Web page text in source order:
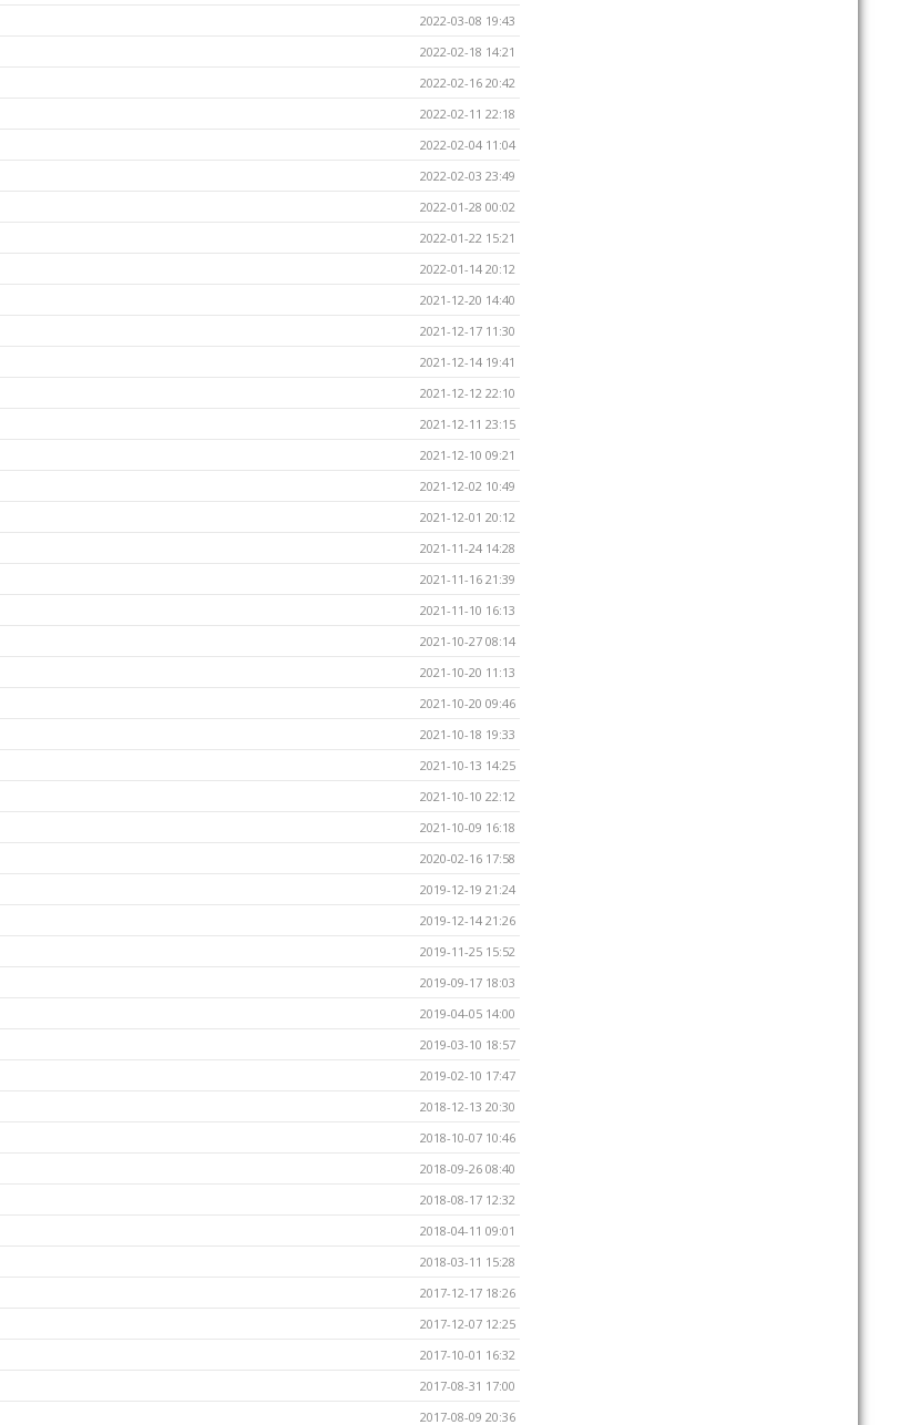
2022-03-08 19:43
2022-02-18 14:21
2022-02-16 20:42
2022-02-11 22:18
2022-02-04 11:04
2022-02-03 23:49
2022-01-28 00:02
2022-01-22 15:21
2022-01-14 20:12
2021-12-20 14:40
2021-12-17 11:30
2021-12-14 19:41
2021-12-12 22:10
2021-12-11 23:15
2021-12-10 09:21
2021-12-02 10:49
2021-12-01 20:12
2021-11-24 14:28
2021-11-16 21:39
2021-11-10 16:13
2021-10-27 08:14
2021-10-20 11:13
2021-10-20 09:46
2021-10-18 19:33
2021-10-13 14:25
2021-10-10 22:12
2021-10-09 16:18
2020-02-16 17:58
2019-12-19 21:24
2019-12-14 21:26
2019-11-25 15:52
2019-09-17 18:03
2019-04-05 14:00
2019-03-10 18:57
2019-02-10 17:47
2018-12-13 20:30
2018-10-07 10:46
2018-09-26 08:40
2018-08-17 12:32
2018-04-11 09:01
2018-03-11 15:28
2017-12-17 18:26
2017-12-07 12:25
2017-10-01 16:32
2017-08-31 17:00
2017-08-09 20:36